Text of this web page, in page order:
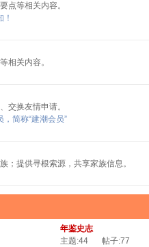
点等相关内容。
相关内容。
交换友情申请。
简称“建潮会员”
；提供寻根索源，共享家族信息。
年鉴史志
主题:44
帖子:77